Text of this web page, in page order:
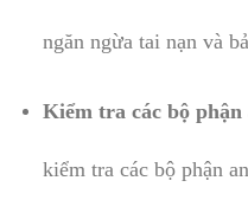
ngăn ngừa tai nạn và
Kiểm tra các bộ phận
kiểm tra các bộ phận